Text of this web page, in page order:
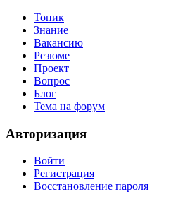
Топик
Знание
Вакансию
Резюме
Проект
Вопрос
Блог
Тема на форум
Авторизация
Войти
Регистрация
Восстановление пароля